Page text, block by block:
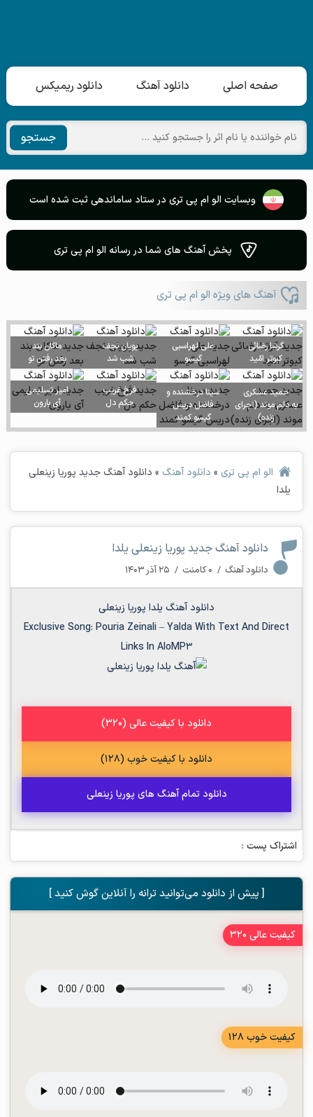
صفحه اصلی دانلود آهنگ دانلود ریمیکس
جستجو
وبسایت الو ام پی تری در ستاد ساماندهی ثبت شده است
پخش آهنگ های شما در رسانه الو ام پی تری
آهنگ های ویژه الو ام پی تری
گرشا رضائی
کبوتر امّید
علی لهراسبی
گیسو
پویان نجف
شب شد
ماکان بند
بعد رفتن تو
حمید عسکری
به دلم موند (اجرای
زنده)
سینا درخشنده و
فاضل دریس
گیسو کمند
فرخ غریب
حکم دل
امیر تسلیمی
آی بارون
الو ام پی تری» دانلود آهنگ » دانلود آهنگ جدید پوریا زینعلى
یلدا
دانلود آهنگ جدید پوریا زینعلى یلدا
دانلود آهنگ / ۰ کامنت / ۲۵ آذر ۱۴۰۳
دانلود آهنگ یلدا پوریا زینعلى
Exclusive Song: Pouria Zeinali–YaldaWith Text And Direct
Links In AloMP3
دانلود با کیفیت عالی (320)
دانلود با کیفیت خوب (128)
دانلود تمام آهنگ های پوريا زينعلى
اشتراک پست :
[ پیش از دانلود می‌توانید ترانه را آنلاین گوش کنید ]
کیفیت عالی 320
کیفیت خوب 128